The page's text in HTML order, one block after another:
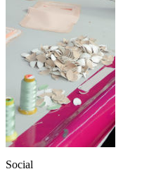
Social